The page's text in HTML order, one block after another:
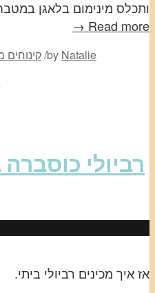
ותכלס מינימום בלאגן
Read more →
קינוחים/by Natalie
רביולי
אז איך מכינים רביולי ביתי.